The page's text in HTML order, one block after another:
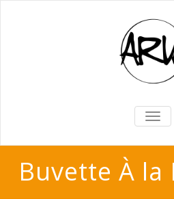
LA
Buvette À la